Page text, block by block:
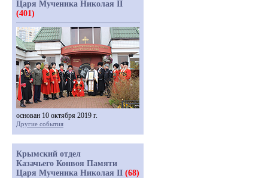
Царя Мученика Николая II
(401)
основан 10 октября 2019 г.
Другие события
Крымский отдел
Казачьего Конвоя Памяти
Царя Мученика Николая II (68)